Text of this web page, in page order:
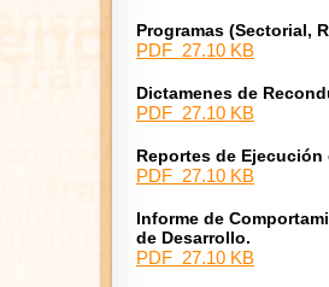
Programas (Sectorial,
PDF 27.10 KB
Dictamenes de
PDF 27.10 KB
Reportes de Ejecución
PDF 27.10 KB
Informe de
de Desarrollo.
PDF 27.10 KB